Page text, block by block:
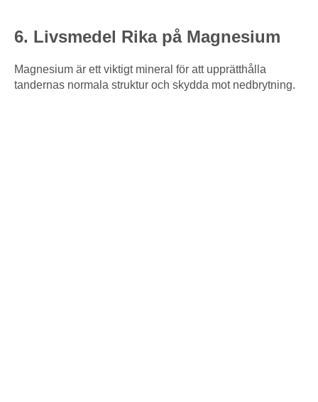
6. Livsmedel Rika på Magnesium
Magnesium är ett viktigt mineral för att upprätthålla
tandernas normala struktur och skydda mot nedbrytning.